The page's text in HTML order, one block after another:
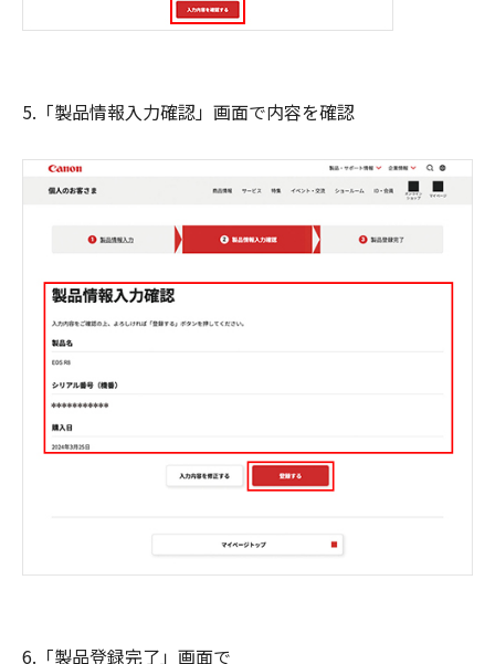
5.「製品情報入力確認」画面で内容を確認
6.「製品登録完了」画面で